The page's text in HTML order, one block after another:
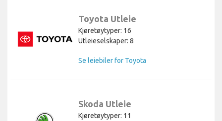
Toyota Utleie
Kjøretøytyper: 16
Utleieselskaper: 8
Se leiebiler for Toyota
Skoda Utleie
Kjøretøytyper: 11